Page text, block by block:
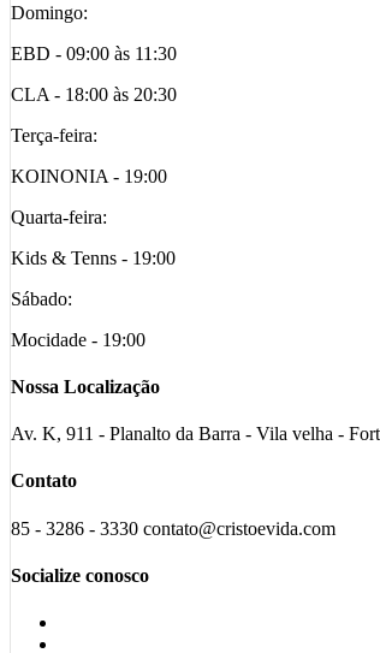
Domingo:
EBD - 09:00 às 11:30
CLA - 18:00 às 20:30
Terça-feira:
KOINONIA - 19:00
Quarta-feira:
Kids & Tenns - 19:00
Sábado:
Mocidade - 19:00
Nossa Localização
Av. K, 911 - Planalto da Barra - Vila velha -
Contato
85 - 3286 - 3330 contato@cristoevida.com
Socialize conosco